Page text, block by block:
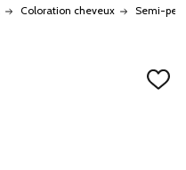
Coloration cheveux Semi-